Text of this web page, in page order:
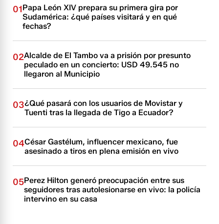
01Papa León XIV prepara su primera gira por
Sudamérica: ¿qué países visitará y en qué
fechas?
02Alcalde de El Tambo va a prisión por presunto
peculado en un concierto: USD 49.545 no
llegaron al Municipio
03¿Qué pasará con los usuarios de Movistar y
Tuenti tras la llegada de Tigo a Ecuador?
04César Gastélum, influencer mexicano, fue
asesinado a tiros en plena emisión en vivo
05Perez Hilton generó preocupación entre sus
seguidores tras autolesionarse en vivo: la policía
intervino en su casa